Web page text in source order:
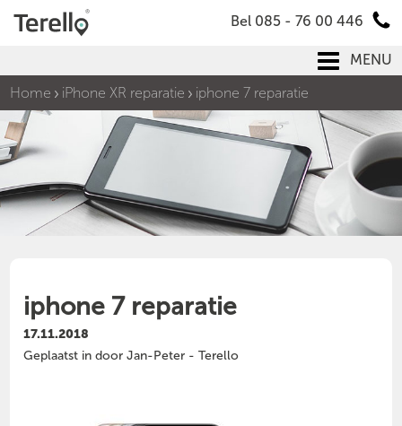
Bel 085 - 76 00 446
MENU
Home
iPhone XR reparatie iphone 7 reparatie
iphone 7 reparatie
17.11.2018
Geplaatst in door Jan-Peter - Terello